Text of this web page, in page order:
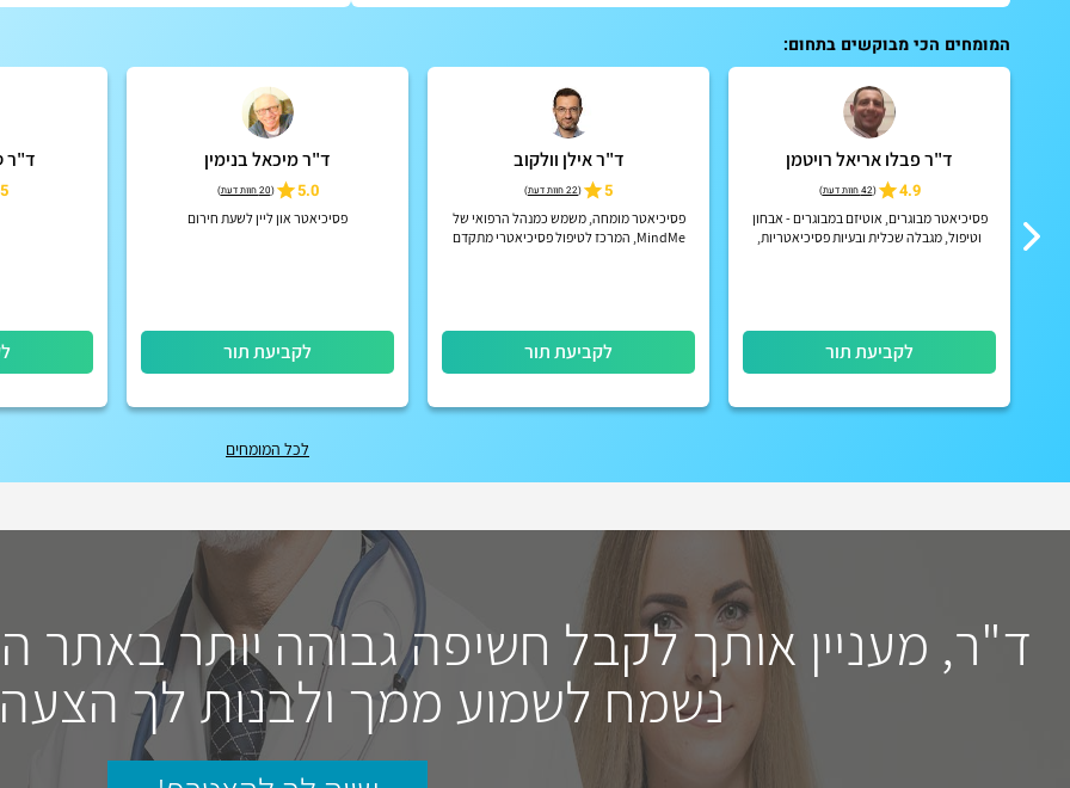
המומחים הכי מבוקשים בתחום:
ד"ר פבלו אריאל רויטמן
4.9
(42 חוות דעת )
פסיכיאטר מבוגרים, אוטיזם במבוגרים - אבחון
וטיפול, מגבלה שכלית ובעיות פסיכיאטריות,
לקביעת תור
ד"ר אילן וולקוב
5
(22 חוות דעת )
פסיכיאטר מומחה, משמש כמנהל הרפואי של
MindMe, המרכז לטיפול פסיכיאטרי מתקדם
לקביעת תור
ד"ר מיכאל בנימין
5.0
(20 חוות דעת )
פסיכיאטר און ליין לשעת חירום
לקביעת תור
ד"ר
5
לכל המומחים
ד"ר, מעניין אותך לקבל חשיפה גבוהה יותר באתר
נשמח לשמוע ממך ולבנות לך